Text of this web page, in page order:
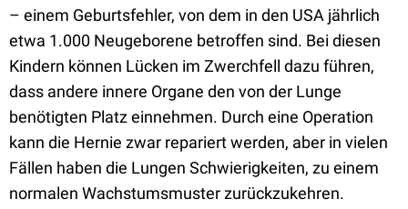
– einem Geburtsfehler, von dem in den USA jährlich
etwa 1.000 Neugeborene betroffen sind. Bei diesen
Kindern können Lücken im Zwerchfell dazu führen,
dass andere innere Organe den von der Lunge
benötigten Platz einnehmen. Durch eine Operation
kann die Hernie zwar repariert werden, aber in vielen
Fällen haben die Lungen Schwierigkeiten, zu einem
normalen Wachstumsmuster zurückzukehren.